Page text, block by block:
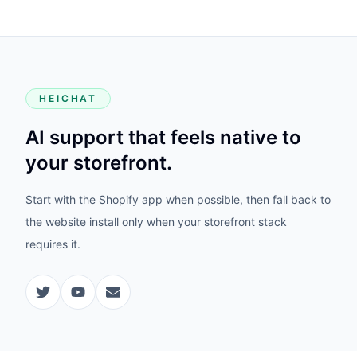
HEICHAT
AI support that feels native to
your storefront.
Start with the Shopify app when possible, then fall back to
the website install only when your storefront stack
requires it.